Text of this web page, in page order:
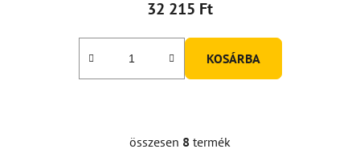
32 215 Ft
KOSÁRBA
L
összesen 8 termék